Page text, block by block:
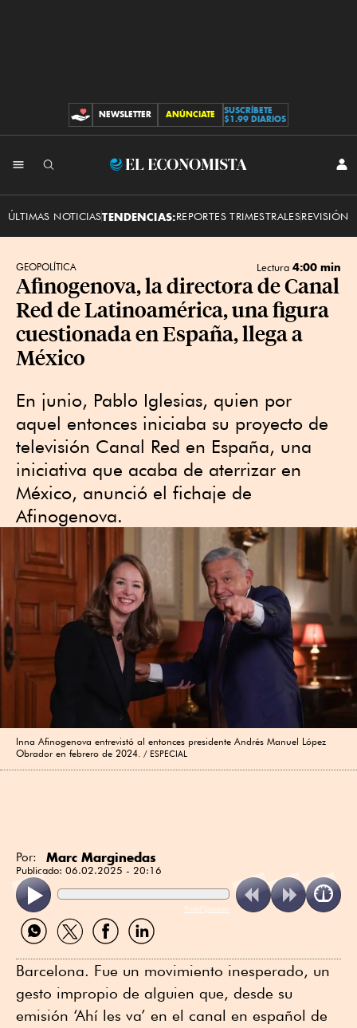
CONTRIBUCIONES
NEWSLETTER ANÚNCIATE
SUSCRÍBETE
$1.99 DIARIOS
El
ÚLTIMAS NOTICIASTENDENCIAS:REPORTES TRIMESTRALESREVISIÓN
GEOPOLÍTICA Lectura 4:00 min
Afinogenova, la directora de Canal
Red de Latinoamérica, una figura
cuestionada en España, llega a
México
En junio, Pablo Iglesias, quien por
aquel entonces iniciaba su proyecto de
televisión Canal Red en España, una
iniciativa que acaba de aterrizar en
México, anunció el fichaje de
Afinogenova.
Inna Afinogenova entrevistó al entonces presidente Andrés Manuel López
Obrador en febrero de 2024.
ESPECIAL
Por: Marc Marginedas
Publicado: 06.02.2025 - 20:16
ReadSpeaker
Compartir
por
Compartir
por
Compartir
por
Compartir
por
Barcelona. Fue un movimiento inesperado, un
gesto impropio de alguien que, desde su
emisión ‘Ahí les va’ en el canal en español de